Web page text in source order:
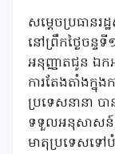
សម្តេចប្រធានរ
នៅព្រឹកថ្ងៃចន្ទ
អនុញ្ញាតជូន ឯក
ការតែងតាំងក្នុ
ប្រទេសនានា ប
ទទួលអនុសាសន៍
មាតុប្រទេសទៅ